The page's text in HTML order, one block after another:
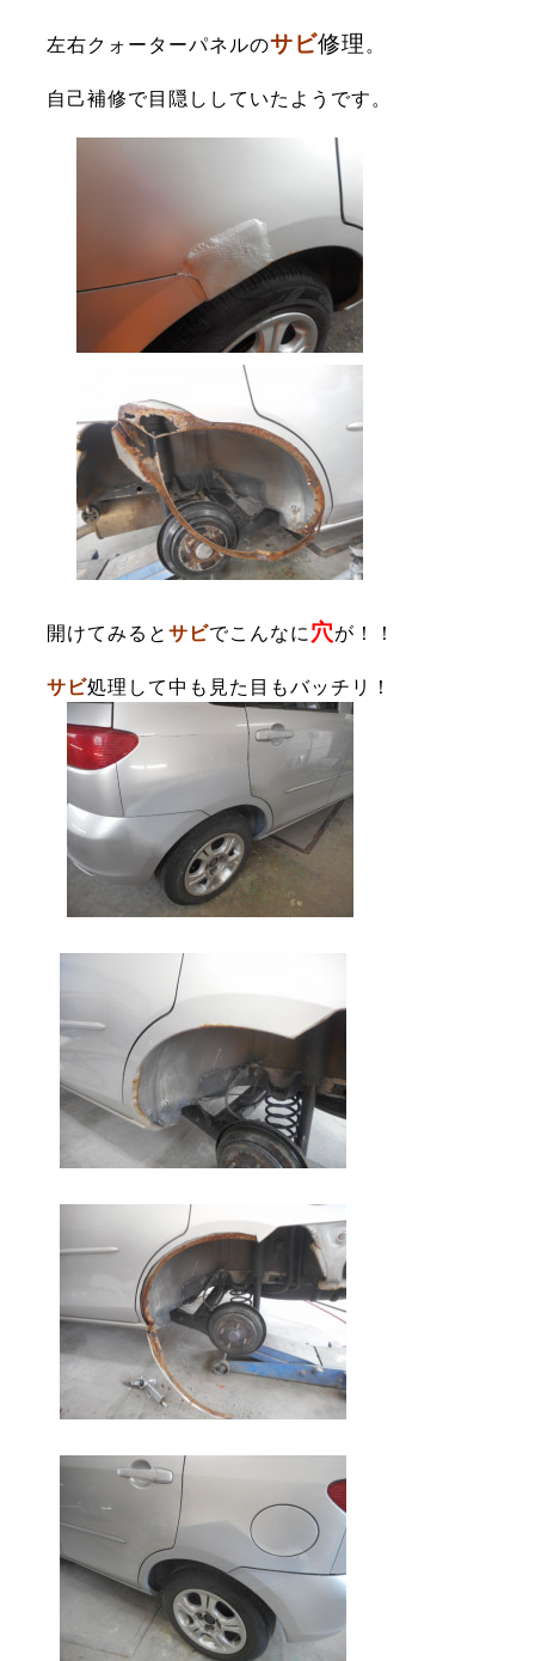
左右クォーターパネルのサビ修理 。
自己補修で目隠ししていたようです。
開けてみると サビでこんなに 穴が！！
サビ処理して中も見た目もバッチリ！